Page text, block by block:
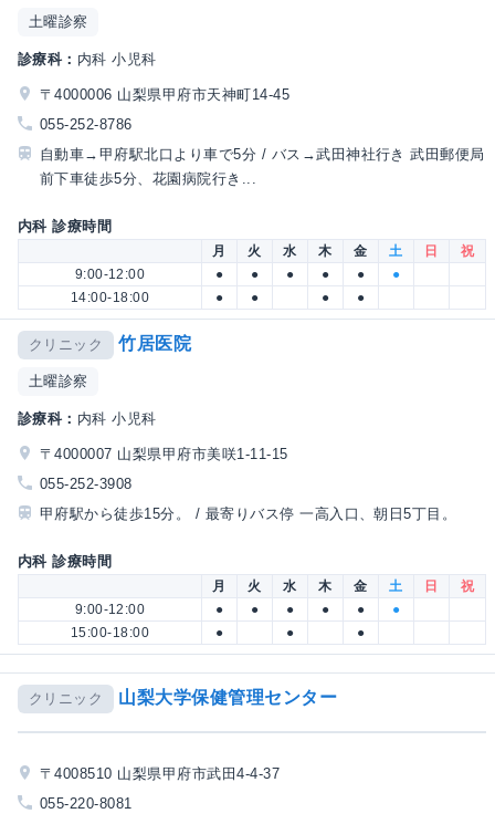
土曜診察
診療科： 内科 小児科
〒4000006 山梨県甲府市天神町14-45
055-252-8786
自動車→甲府駅北口より車で5分 / バス→武田神社行き 武田郵便局
前下車徒歩5分、花園病院行き...
内科 診療時間
月 火 水 木 金 土 日
祝
9:00-12:00
● ● ● ● ●
●
14:00-18:00
● ● ● ●
クリニック 竹居医院
土曜診察
診療科： 内科 小児科
〒4000007 山梨県甲府市美咲1-11-15
055-252-3908
甲府駅から徒歩15分。 / 最寄りバス停 一高入口、朝日5丁目。
内科 診療時間
月 火 水 木 金 土 日
祝
9:00-12:00
● ● ● ● ●
●
15:00-18:00
● ● ●
クリニック 山梨大学保健管理センター
〒4008510 山梨県甲府市武田4-4-37
055-220-8081